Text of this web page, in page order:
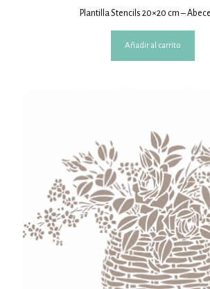
Plantilla Stencils 20×20 cm –
Añadir al carrito